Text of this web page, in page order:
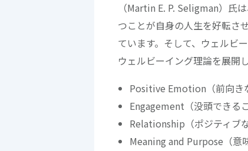
（Martin E. P. Seligman）氏
つことが自身の人生を好転さ
ています。そして、ウェルビ
ウェルビーイング理論を展開
Positive Emotion（前向き
Engagement（没頭できるこ
Relationship（ポジティブ
Meaning and Purpose（意